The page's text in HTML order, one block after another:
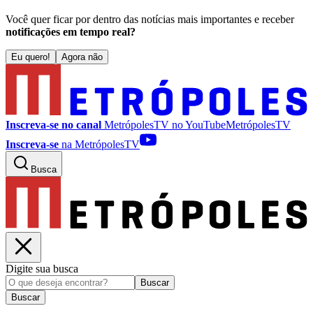
Você quer ficar por dentro das notícias mais importantes e receber
notificações em tempo real?
Eu quero! Agora não
Inscreva-se no canal MetrópolesTV noYouTubeMetrópolesTV
Inscreva-se na MetrópolesTV
Busca
Digite sua busca
Buscar
Buscar